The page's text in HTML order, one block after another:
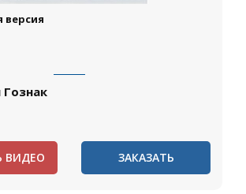
версия
ВИДЕО ЗАКАЗАТЬ